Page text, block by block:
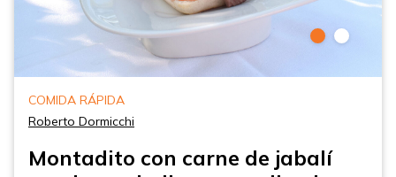
COMIDA RÁPIDA
Roberto Dormicchi
Montadito con carne de jabalí